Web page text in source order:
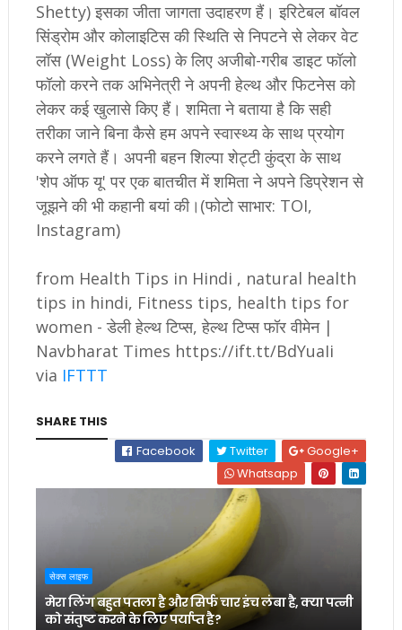
Shetty) इसका जीता जागता उदाहरण हैं। इरिटेबल बॉवल
सिंड्रोम और कोलाइटिस की स्थिति से निपटने से लेकर वेट
लॉस (Weight Loss) के लिए अजीबो-गरीब डाइट फॉलो
फॉलो करने तक अभिनेत्री ने अपनी हेल्थ और फिटनेस को
लेकर कई खुलासे किए हैं। शमिता ने बताया है कि सही
तरीका जाने बिना कैसे हम अपने स्वास्थ्य के साथ प्रयोग
करने लगते हैं। अपनी बहन शिल्पा शेट्टी कुंद्रा के साथ
'शेप ऑफ यू' पर एक बातचीत में शमिता ने अपने डिप्रेशन से
जूझने की भी कहानी बयां की।(फोटो साभार: TOI,
Instagram)
from Health Tips in Hindi , natural health
tips in hindi, Fitness tips, health tips for
women - डेली हेल्थ टिप्स, हेल्थ टिप्स फॉर वीमेन |
Navbharat Times https://ift.tt/BdYuaIi
via IFTTT
SHARE THIS
Facebook
Twitter
Google+
Whatsapp
सेक्स लाइफ
मेरा लिंग बहुत पतला है और सिर्फ चार इंच लंबा है, क्या पत्नी
को संतुष्ट करने के लिए पर्याप्त है?